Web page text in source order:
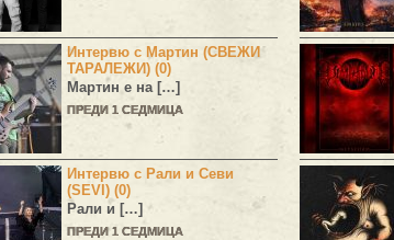
Интервю с Мартин (СВЕЖИ
ТАРАЛЕЖИ) (0)
Мартин е на […]
ПРЕДИ 1 СЕДМИЦА
Интервю с Рали и Севи
(SEVI) (0)
Рали и […]
ПРЕДИ 1 СЕДМИЦА